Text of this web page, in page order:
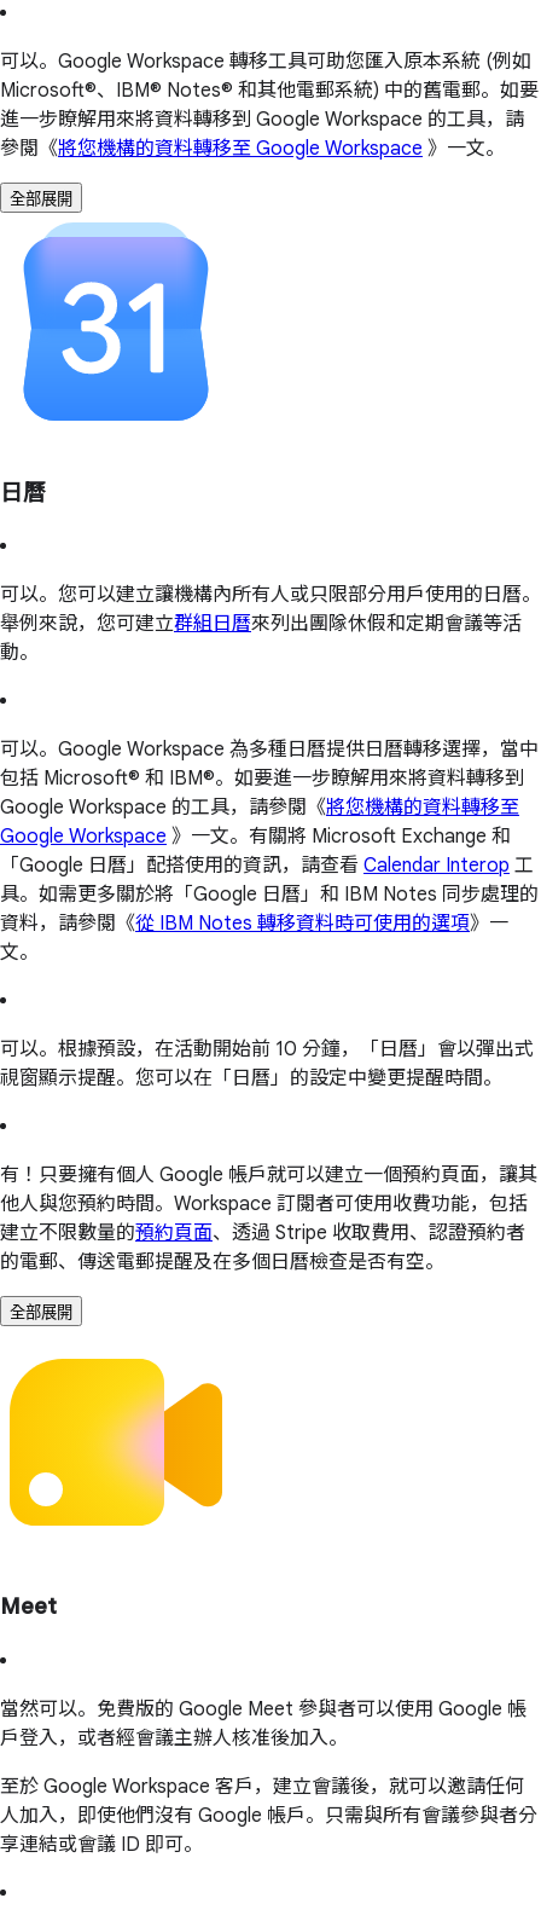
可以。Google Workspace 轉移工具可助您匯入原本系統 (例如
Microsoft®、IBM® Notes® 和其他電郵系統) 中的舊電郵。如要
進一步瞭解用來將資料轉移到 Google Workspace 的工具，請
參閱《將您機構的資料轉移至 Google Workspace 》一文。
全部展開
日曆
可以。您可以建立讓機構內所有人或只限部分用戶使用的日曆。
舉例來說，您可建立群組日曆來列出團隊休假和定期會議等活
動。
可以。Google Workspace 為多種日曆提供日曆轉移選擇，當中
包括 Microsoft® 和 IBM®。如要進一步瞭解用來將資料轉移到
Google Workspace 的工具，請參閱《將您機構的資料轉移至
Google Workspace 》一文。有關將 Microsoft Exchange 和
「Google 日曆」配搭使用的資訊，請查看 Calendar Interop 工
具。如需更多關於將「Google 日曆」和 IBM Notes 同步處理的
資料，請參閱《從 IBM Notes 轉移資料時可使用的選項》一
文。
可以。根據預設，在活動開始前 10 分鐘，「日曆」會以彈出式
視窗顯示提醒。您可以在「日曆」的設定中變更提醒時間。
有！只要擁有個人 Google 帳戶就可以建立一個預約頁面，讓其
他人與您預約時間。Workspace 訂閱者可使用收費功能，包括
建立不限數量的預約頁面、透過 Stripe 收取費用、認證預約者
的電郵、傳送電郵提醒及在多個日曆檢查是否有空。
全部展開
Meet
當然可以。免費版的 Google Meet 參與者可以使用 Google 帳
戶登入，或者經會議主辦人核准後加入。
至於 Google Workspace 客戶，建立會議後，就可以邀請任何
人加入，即使他們沒有 Google 帳戶。只需與所有會議參與者分
享連結或會議 ID 即可。